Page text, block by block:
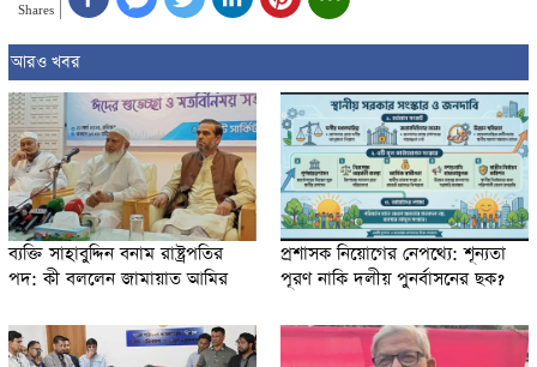
Shares
আরও খবর
ব্যক্তি সাহাবুদ্দিন বনাম রাষ্ট্রপতির
পদ: কী বললেন জামায়াত আমির
প্রশাসক নিয়োগের নেপথ্যে: শূন্যতা
পূরণ নাকি দলীয় পুনর্বাসনের ছক?